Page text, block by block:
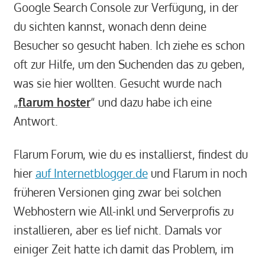
Google Search Console zur Verfügung, in der
du sichten kannst, wonach denn deine
Besucher so gesucht haben. Ich ziehe es schon
oft zur Hilfe, um den Suchenden das zu geben,
was sie hier wollten. Gesucht wurde nach
„flarum hoster“ und dazu habe ich eine
Antwort.
Flarum Forum, wie du es installierst, findest du
hier auf Internetblogger.deund Flarum in noch
früheren Versionen ging zwar bei solchen
Webhostern wie All-inkl und Serverprofis zu
installieren, aber es lief nicht. Damals vor
einiger Zeit hatte ich damit das Problem, im